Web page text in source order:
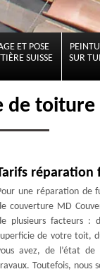
ET POSE
SUISSE
SUR
toiture
une réparation de
couverture MD
plusieurs facteurs :
de votre toit,
avez, de l’état
Toutefois, nous